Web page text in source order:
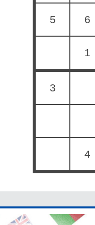
5 6
1
3
4